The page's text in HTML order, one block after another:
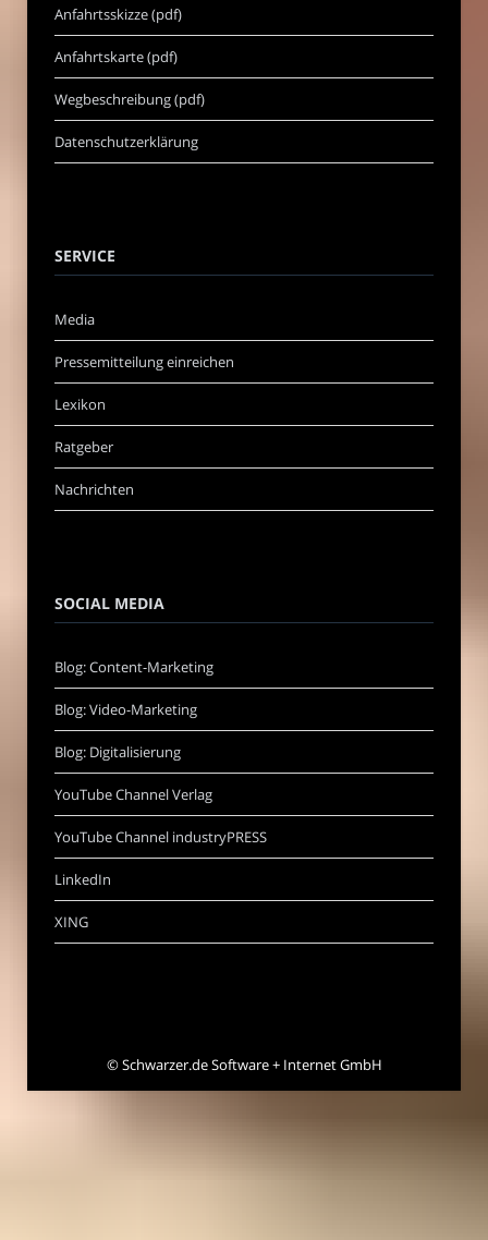
Anfahrtsskizze (pdf)
Anfahrtskarte (pdf)
Wegbeschreibung (pdf)
Datenschutzerklärung
SERVICE
Media
Pressemitteilung einreichen
Lexikon
Ratgeber
Nachrichten
SOCIAL MEDIA
Blog: Content-Marketing
Blog: Video-Marketing
Blog: Digitalisierung
YouTube Channel Verlag
YouTube Channel industryPRESS
LinkedIn
XING
©Schwarzer.de Software + Internet GmbH